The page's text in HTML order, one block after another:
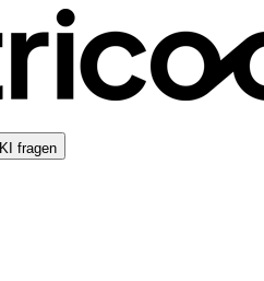
KI fragen